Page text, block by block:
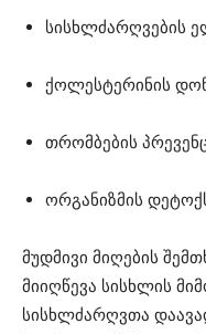
სისხლძარღვების
ქოლესტერინის
თრომბების
ორგანიზმის
მუდმივი მიღების
მიიღწევა სისხლის
სისხლძარღვთა